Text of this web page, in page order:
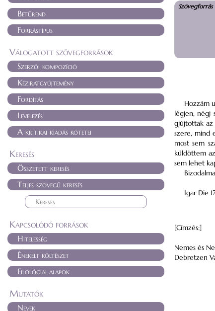
Betűrend
Forrástípus
Válogatott szövegforrások
Szerzői kompozíció
Kéziratgyűjtemény
Fordítás
Levelezés
A kritikai kiadás kötetei
Keresés
Összetett keresés
Teljes szövegű keresés
Kapcsolódó források
Hitelesség
Énekelt költészet
Filológiai alapok
Mutatók
Nevek
Szövegforrás
Hozzám
légjen, négj
gjújtottak az
szere, mind
most sem
küldöttem
sem lehet
IgarDie
[Címzés:]
Nemes és
Debretzen